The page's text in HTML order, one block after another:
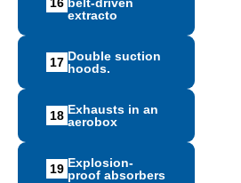
extracto
17 Double suction
hoods.
18 Exhausts in an
aerobox
19 Explosion-
proof absorbers